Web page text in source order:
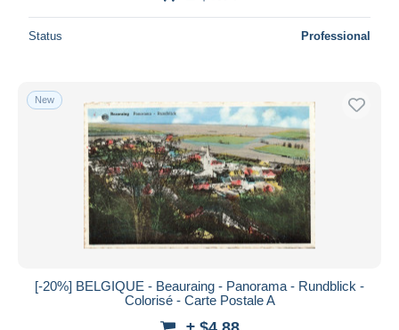
Status Professional
New
[-20%] BELGIQUE - Beauraing - Panorama - Rundblick -
Colorisé - Carte Postale A